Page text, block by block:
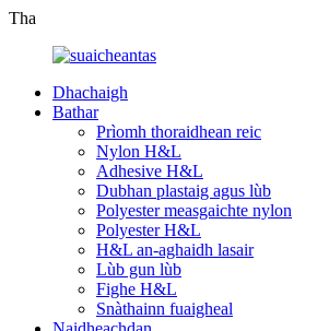
Tha
Dhachaigh
Bathar
Prìomh thoraidhean reic
Nylon H&L
Adhesive H&L
Dubhan plastaig agus lùb
Polyester measgaichte nylon
Polyester H&L
H&L an-aghaidh lasair
Lùb gun lùb
Fighe H&L
Snàthainn fuaigheal